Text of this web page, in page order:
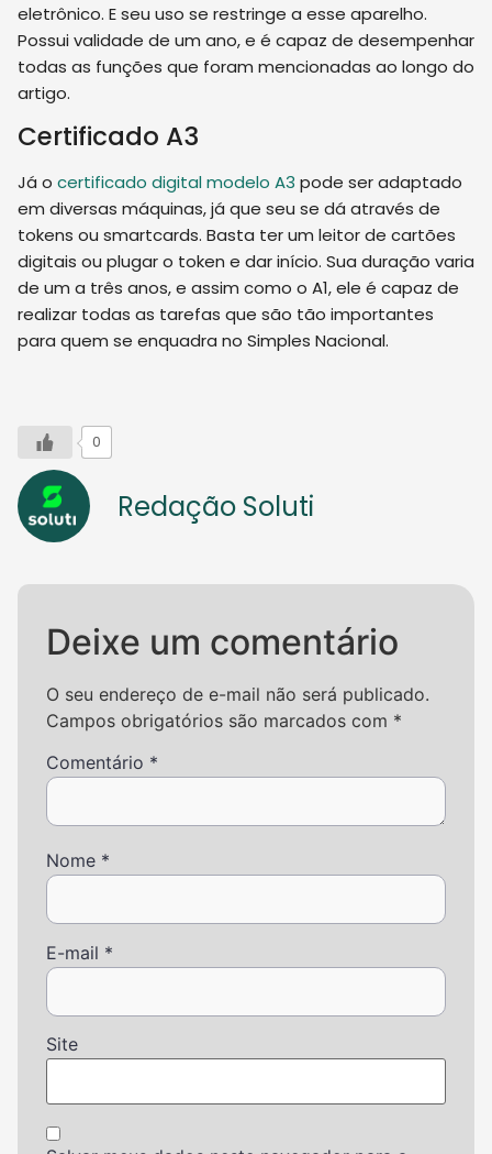
eletrônico. E seu uso se restringe a esse aparelho.
Possui validade de um ano, e é capaz de desempenhar
todas as funções que foram mencionadas ao longo do
artigo.
Certificado A3
Já o certificado digital modelo A3 pode ser adaptado
em diversas máquinas, já que seu se dá através de
tokens ou smartcards. Basta ter um leitor de cartões
digitais ou plugar o token e dar início. Sua duração varia
de um a três anos, e assim como o A1, ele é capaz de
realizar todas as tarefas que são tão importantes
para quem se enquadra no Simples Nacional.
0
Redação Soluti
Deixe um comentário
O seu endereço de e-mail não será publicado.
Campos obrigatórios são marcados com *
Comentário *
Nome *
E-mail *
Site